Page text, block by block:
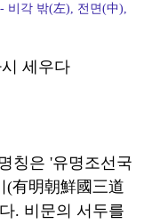
비각 밖(左), 전면(中),
세우다
칭은 '유명조선국
(有明朝鮮國三道
. 비문의 서두를